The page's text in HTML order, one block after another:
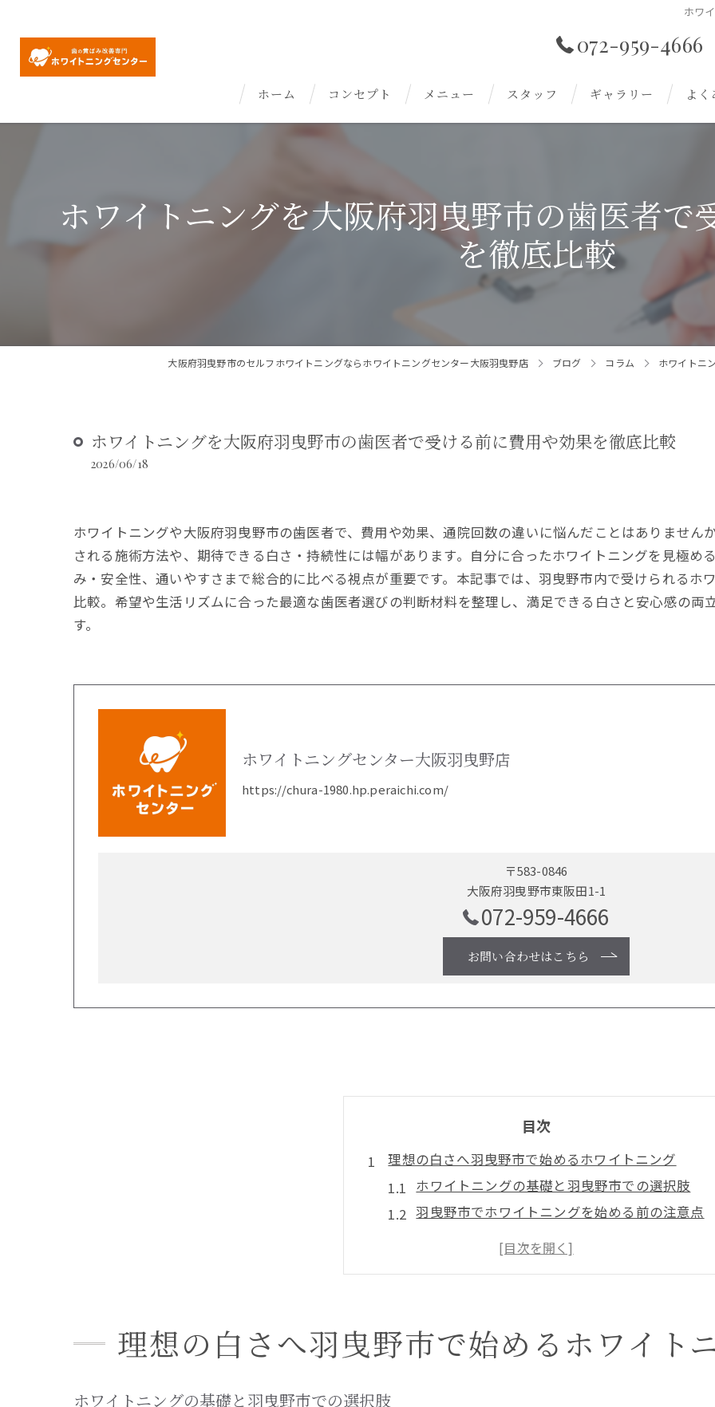
ホワ
072-959-4666
ホーム コンセプト メニュー スタッフ ギャラリー よ
ホワイトニングを大阪府羽曳野市の歯医者で
を徹底比較
大阪府羽曳野市のセルフホワイトニングならホワイトニングセンター大阪羽曳野店 ブログ コラム ホワイトニ
ホワイトニングを大阪府羽曳野市の歯医者で受ける前に費用や効果を徹底比較
2026/06/18
ホワイトニングや大阪府羽曳野市の歯医者で、費用や効果、通院回数の違いに悩んだことはありません
される施術方法や、期待できる白さ・持続性には幅があります。自分に合ったホワイトニングを見極め
み・安全性、通いやすさまで総合的に比べる視点が重要です。本記事では、羽曳野市内で受けられるホ
比較。希望や生活リズムに合った最適な歯医者選びの判断材料を整理し、満足できる白さと安心感の両
す。
ホワイトニングセンター大阪羽曳野店
https://chura-1980.hp.peraichi.com/
〒583-0846
大阪府羽曳野市東阪田1-1
072-959-4666
お問い合わせはこちら
目次
理想の白さへ羽曳野市で始めるホワイトニング
ホワイトニングの基礎と羽曳野市での選択肢
羽曳野市でホワイトニングを始める前の注意点
藤井寺や古市で選ぶホワイトニングの特徴
歯医者のホワイトニングで得られる効果とは
理想の白さへ羽曳野市で始めるホワイト
ホワイトニングの基礎と羽曳野市での選択肢